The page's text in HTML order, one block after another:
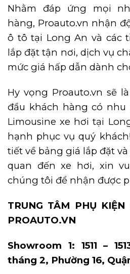
Nhằm đáp ứng mọi
hàng, Proauto.vn nhận
ô tô tại Long An và các
lắp đặt tận nơi, dịch vụ
mức giá hấp dẫn dành
Hy vọng Proauto.vn sẽ
đầu khách hàng có nhu
Limousine xe hơi tại
hạnh phục vụ quý
tiết về bảng giá lắp đặt
quan đến xe hơi, xin
chúng tôi để nhận được
TRUNG TÂM PHỤ
PROAUTO.VN
Showroom 1: 1511 –
tháng 2, Phường 16,